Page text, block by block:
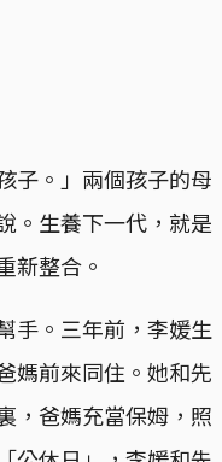
子。」兩個孩子的母
。生養下一代，就是
新整合。
手。三年前，李媛生
媽前來同住。她和先
，爸媽充當保姆，照